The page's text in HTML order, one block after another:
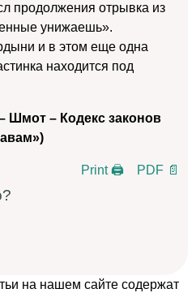
продолжения отрывка из
унижаешь».
и в этом еще одна
находится под
Шмот – Кодекс законов
»)
Print 🖨 PDF 📄
на нашем сайте содержат